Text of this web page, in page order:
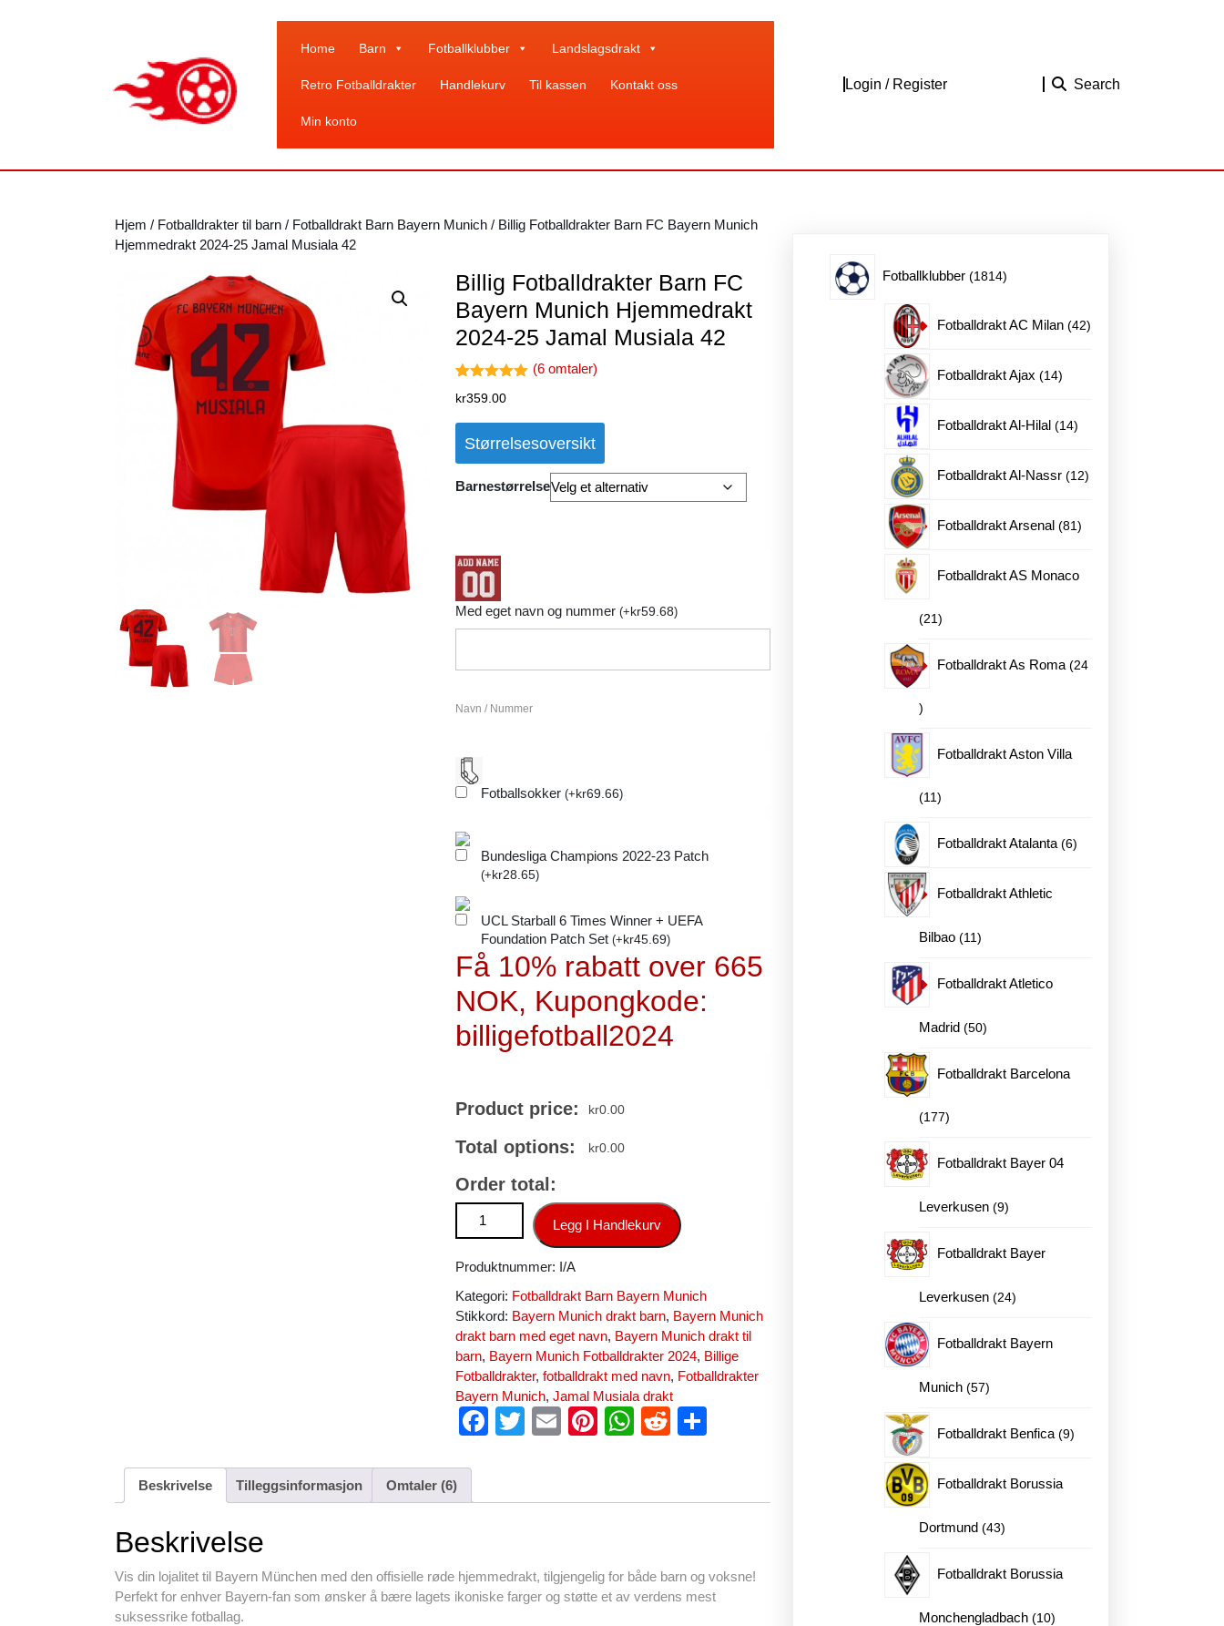
Home Barn Fotballklubber Landslagsdrakt
Retro Fotballdrakter Handlekurv Til kassen Kontakt oss
Min konto
Login / RegisterLogin
Search
Hjem / Fotballdrakter til barn / Fotballdrakt Barn Bayern Munich / Billig Fotballdrakter Barn FC Bayern Munich
Hjemmedrakt 2024-25 Jamal Musiala 42
Billig Fotballdrakter Barn FC
Bayern Munich Hjemmedrakt
2024-25 Jamal Musiala 42
5.00av 5
inger
(6 omtaler)
kr359.00
Størrelsesoversikt
Barnestørrelse
Med eget navn og nummer(+kr59.68)
Navn / Nummer
Fotballsokker(+kr69.66)
Bundesliga Champions 2022-23 Patch
(+kr28.65)
UCL Starball 6 Times Winner + UEFA
Foundation Patch Set(+kr45.69)
Få 10% rabatt over 665
NOK, Kupongkode:
billigefotball2024
Product price: kr0.00
Total options: kr0.00
Order total:
Billig Fotballdrakter Barn FC Bayern Munich Hjemmedrakt 2024-25 Jamal Musiala 42 antall
Legg I Handlekurv
Produktnummer: I/A
Kategori: Fotballdrakt Barn Bayern Munich
Stikkord: Bayern Munich drakt barn, Bayern Munich
drakt barn med eget navn, Bayern Munich drakt til
barn, Bayern Munich Fotballdrakter 2024, Billige
Fotballdrakter,fotballdrakt med navn, Fotballdrakter
Bayern Munich,Jamal Musiala drakt
F
e
o
o
T
er
E
Pi
e
W
s
p
p
R
di e
Beskrivelse Tilleggsinformasjon Omtaler (6)
Beskrivelse
Vis din lojalitet til Bayern München med den offisielle røde hjemmedrakt, tilgjengelig for både barn og voksne!
Perfekt for enhver Bayern-fan som ønsker å bære lagets ikoniske farger og støtte et av verdens mest
suksessrike fotballag.
Fotballklubber 18141814
Fotballdrakt AC Milan 4242
Fotballdrakt Ajax 1414
Fotballdrakt Al-Hilal 1414
Fotballdrakt Al-Nassr 1212
Fotballdrakt Arsenal 8181
Fotballdrakt AS Monaco
2121
produkter
Fotballdrakt As Roma 24
24
produkter
Fotballdrakt Aston Villa
1111
produkter
Fotballdrakt Atalanta 66
Fotballdrakt Athletic
Bilbao 1111
Fotballdrakt Atletico
Madrid 5050
Fotballdrakt Barcelona
177177
produkter
Fotballdrakt Bayer 04
Leverkusen 99
Fotballdrakt Bayer
Leverkusen 2424
Fotballdrakt Bayern
Munich 5757
Fotballdrakt Benfica 99
Fotballdrakt Borussia
Dortmund 4343
Fotballdrakt Borussia
Monchengladbach 1010